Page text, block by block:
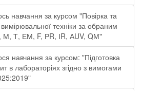
навчання за курсом "Повірка та
техніки за обраним
М, Т, ЕМ, F, РR, ІR, АUV, QМ"
навчання за курсом: "Підготовка
в лабораторіях згідно з вимогами